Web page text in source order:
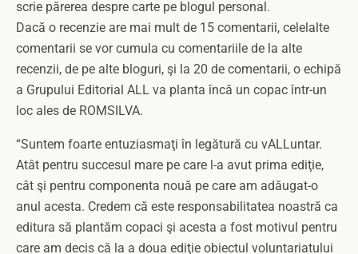
scrie părerea despre carte pe blogul personal.
Dacă o recenzie are mai mult de 15 comentarii, celelalte
comentarii se vor cumula cu comentariile de la alte
recenzii, de pe alte bloguri, şi la 20 de comentarii, o echipă
a Grupului Editorial ALL va planta încă un copac într-un
loc ales de ROMSILVA.
“Suntem foarte entuziasmaţi în legătură cu vALLuntar.
Atât pentru succesul mare pe care l-a avut prima ediţie,
cât şi pentru componenta nouă pe care am adăugat-o
anul acesta. Credem că este responsabilitatea noastră ca
editura să plantăm copaci şi acesta a fost motivul pentru
care am decis că la a doua ediţie obiectul voluntariatului